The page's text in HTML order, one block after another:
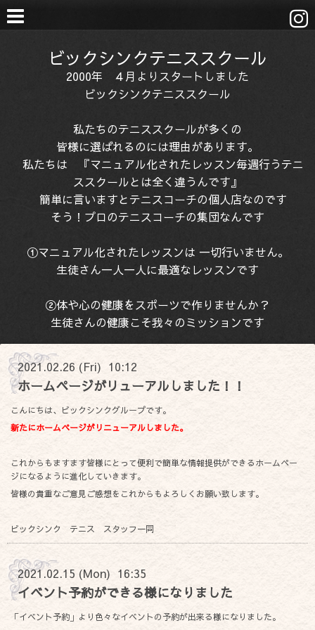
ビックシンクテニススクール
2000年 ４月よりスタートしました
ビックシンクテニススクール
私たちのテニススクールが多くの
皆様に選ばれるのには理由があります。
私たちは 『マニュアル化されたレッスン毎週行うテニ
ススクールとは全く違うんです』
簡単に言いますとテニスコーチの個人店なのです
そう！プロのテニスコーチの集団なんです
①マニュアル化されたレッスンは 一切行いません。
生徒さん一人一人に最適なレッスンです
②体や心の健康をスポーツで作りませんか？
生徒さんの健康こそ我々のミッションです
2021.02.26 (Fri) 10:12
ホームページがリューアルしました！！
こんにちは、ビックシンクグループです。
新たにホームページがリニューアルしました。
これからもますます皆様にとって便利で簡単な情報提供ができるホームペー
ジになるように進化していきます。
皆様の貴重なご意見ご感想をこれからもよろしくお願い致します。
ビックシンク テニス スタッフ一同
2021.02.15 (Mon) 16:35
イベント予約ができる様になりました
「イベント予約」より色々なイベントの予約が出来る様になりました。